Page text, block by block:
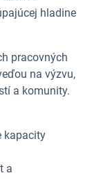
hladine
pracovných
na výzvu,
a komunity.
kapacity
a